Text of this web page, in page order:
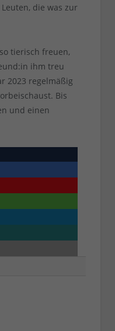
die was zur
tierisch freuen,
ihm treu
2023 regelmäßig
Bis
und einen